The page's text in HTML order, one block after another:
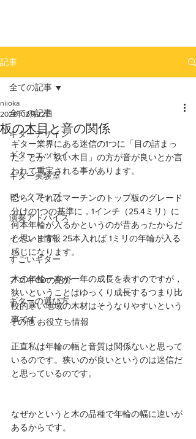
記事
全ての記事
ギターデザイン
ギターエッセイ
ギター実験室
ピックアップ
演奏アドバイス
イベント情報
すごいギター
アコギCDの紹介
ギターの選び方
その他 お役立ち情報
全ての記事
板の木目と音の関係
niioka
2021年12月22日
ギター業界にある迷信の1つに「目の詰まっ
た」とか「狭い木目」の方が音が良いとか言
われて重宝される事があります。
恐らくそれはマーチンのトップ板のグレード
分けの1つの基準に，1インチ（25.4ミリ）に
何本年輪が入るかというのが昔あったからだ
と思います。25本入れば 1ミリの年輪が入る
感じになります。
木の年輪一本が一年の成長を表すのですが，
狭いということはゆっくり成長するつまり比
較的寒い地域の木材はそうなりやすいという
事です。
正直私は年輪の幅と音質は関係ないと思って
いるのです。狭いのが良いというのは迷信だ
と思っているのです。
なぜかというと木の品種で年輪の幅に違いが
あるからです。